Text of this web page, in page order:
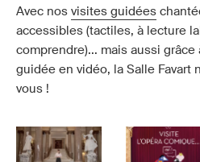
Avec nos visites guidées
accessibles (tactiles, à lecture
comprendre)... mais aussi grâce
guidée en vidéo, la Salle Favart
vous !